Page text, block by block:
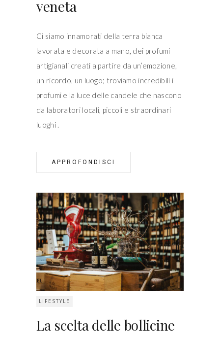
veneta
Ci siamo innamorati della terra bianca
lavorata e decorata a mano, dei profumi
artigianali creati a partire da un’emozione,
un ricordo, un luogo; troviamo incredibili i
profumi e la luce delle candele che nascono
da laboratori locali, piccoli e straordinari
luoghi
APPROFONDISCI
LIFESTYLE
La scelta delle bollicine